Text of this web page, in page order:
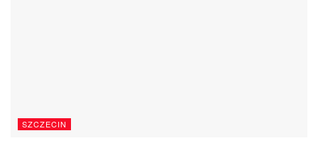
SZCZECIN